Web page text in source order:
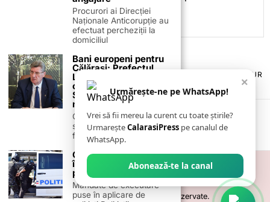
TERMENI ȘI CONDIȚII
POLITICA DE ANULARE & RETUR
PUBLICITATE ONLINE & TIPĂRITĂ
CONTACT
ZIARUL ANUNȚUL CĂLĂRĂȘEAN
© 2026- Toate drepturile sunt rezervate.
×
Urmărește-ne pe WhatsApp!
Vrei să fii mereu la curent cu toate știrile?
UrmareșteCalarasiPress pe canalul de
WhatsApp.
Abonează-te la canal
Procurori ai Direcției
Naționale Anticorupție au
efectuat percheziții la
domiciliul
Bani europeni pentru
Călărași: Prefectul
Laurențiu State anunță
colaborarea cu ADR
Sud-Muntenia pentru
noi finanțări
Călărașul se pregătește
să intre pe harta
finanțărilor europene, cu
Condamnat la 4 ani de
închisoare pentru
proxenetism
Mandate de executare
puse în aplicare de